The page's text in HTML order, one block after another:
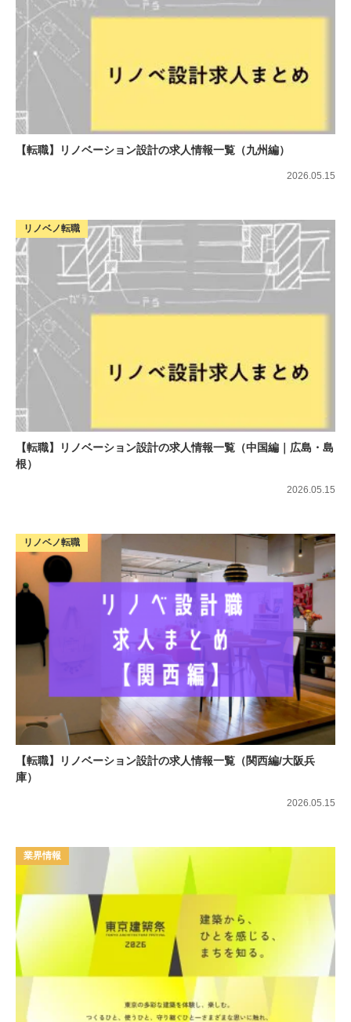
【転職】リノベーション設計の求人情報一覧（九州編）
2026.05.15
【転職】リノベーション設計の求人情報一覧（中国編｜広島・島
根）
リノベノ転職
2026.05.15
【転職】リノベーション設計の求人情報一覧（関西編/大阪兵
庫）
リノベノ転職
2026.05.15
業界情報